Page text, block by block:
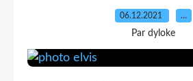
06.12.2021 …
Par dyloke